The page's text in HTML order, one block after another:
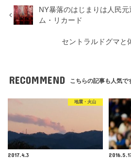
NY暴落のはじまりは人民
ム・リカード
セントラルドグマと
RECOMMEND こちらの記事も人気で
地震・火山
2017.4.3